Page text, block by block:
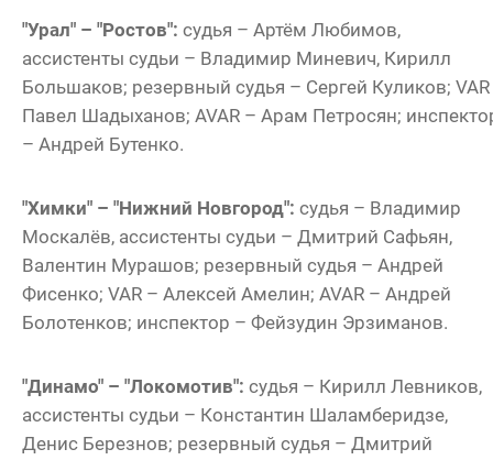
"Урал" – "Ростов": судья – Артём Любимов,
ассистенты судьи – Владимир Миневич, Кирилл
Большаков; резервный судья – Сергей Куликов;
Павел Шадыханов; AVAR – Арам Петросян;
– Андрей Бутенко.
"Химки" – "Нижний Новгород": судья – Владимир
Москалёв, ассистенты судьи – Дмитрий Сафьян,
Валентин Мурашов; резервный судья – Андрей
Фисенко; VAR – Алексей Амелин; AVAR – Андрей
Болотенков; инспектор – Фейзудин Эрзиманов.
"Динамо" – "Локомотив": судья – Кирилл Левников,
ассистенты судьи – Константин Шаламберидзе,
Денис Березнов; резервный судья – Дмитрий